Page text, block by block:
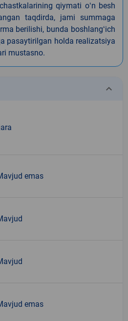
qiymati oʻn besh
taqdirda, jami summaga
berilishi, bunda boshlangʻich
pasaytirilgan holda realizatsiya
mustasno.
keyboard_arrow_down
emas
emas